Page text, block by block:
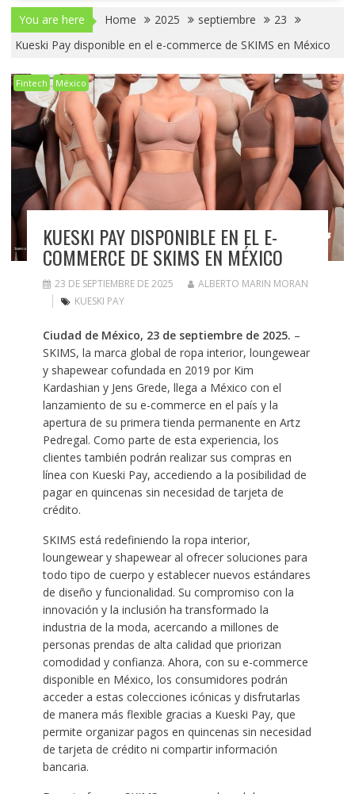
You are here Home 2025 septiembre
23
Kueski Pay disponible en el e-commerce de SKIMS en México
Fintech México
KUESKI PAY DISPONIBLE EN EL E-
COMMERCE DE SKIMS EN MÉXICO
23 DE SEPTIEMBRE DE 2025
ALBERTO MARIN MORAN
KUESKI PAY
Ciudad de México, 23 de septiembre de 2025. –
SKIMS, la marca global de ropa interior, loungewear
y shapewear cofundada en 2019 por Kim
Kardashian y Jens Grede, llega a México con el
lanzamiento de su e-commerce en el país y la
apertura de su primera tienda permanente en Artz
Pedregal. Como parte de esta experiencia, los
clientes también podrán realizar sus compras en
línea con Kueski Pay, accediendo a la posibilidad de
pagar en quincenas sin necesidad de tarjeta de
crédito.
SKIMS está redefiniendo la ropa interior,
loungewear y shapewear al ofrecer soluciones para
todo tipo de cuerpo y establecer nuevos estándares
de diseño y funcionalidad. Su compromiso con la
innovación y la inclusión ha transformado la
industria de la moda, acercando a millones de
personas prendas de alta calidad que priorizan
comodidad y confianza. Ahora, con su e-commerce
disponible en México, los consumidores podrán
acceder a estas colecciones icónicas y disfrutarlas
de manera más flexible gracias a Kueski Pay, que
permite organizar pagos en quincenas sin necesidad
de tarjeta de crédito ni compartir información
bancaria.